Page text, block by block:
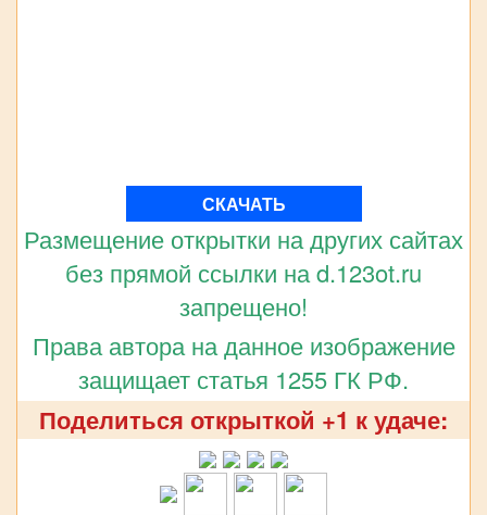
СКАЧАТЬ
Размещение открытки на других сайтах
без прямой ссылки на d.123ot.ru
запрещено!
Права автора на данное изображение
защищает статья 1255 ГК РФ.
Поделиться открыткой +1 к удаче: